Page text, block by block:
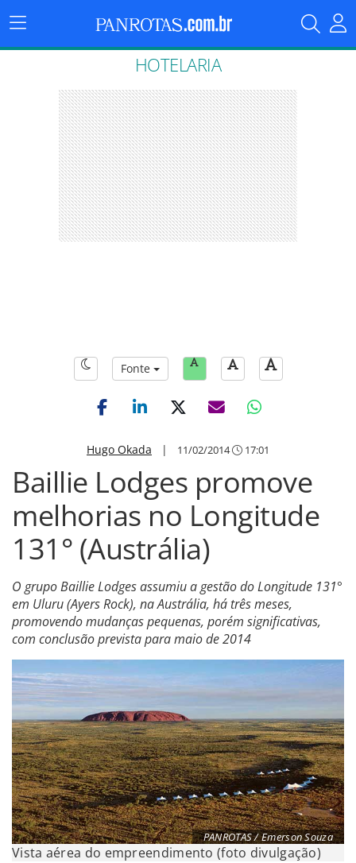
Menu
Principal
HOTELARIA
Fonte
Hugo Okada | 11/02/2014 17:01
Baillie Lodges promove
melhorias no Longitude
131° (Austrália)
O grupo Baillie Lodges assumiu a gestão do Longitude 131°
em Uluru (Ayers Rock), na Austrália, há três meses,
promovendo mudanças pequenas, porém significativas,
com conclusão prevista para maio de 2014
PANROTAS / Emerson Souza
Vista aérea do empreendimento (foto divulgação)